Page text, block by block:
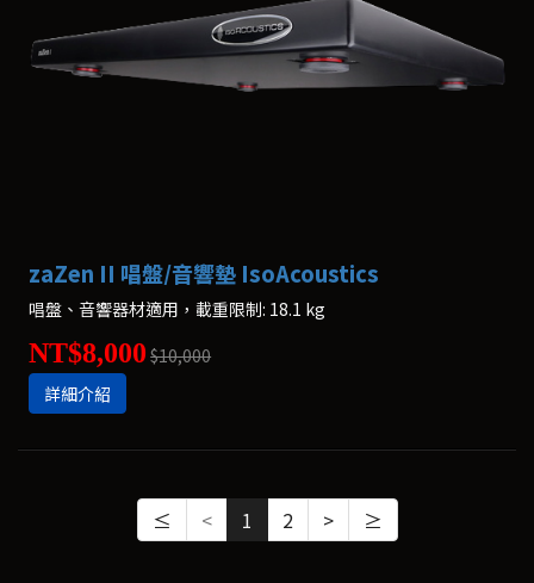
zaZen II 唱盤/音響墊 IsoAcoustics
唱盤、音響器材適用，載重限制: 18.1 kg
NT$8,000 $10,000
詳細介紹
≤ < 1 2 > ≥